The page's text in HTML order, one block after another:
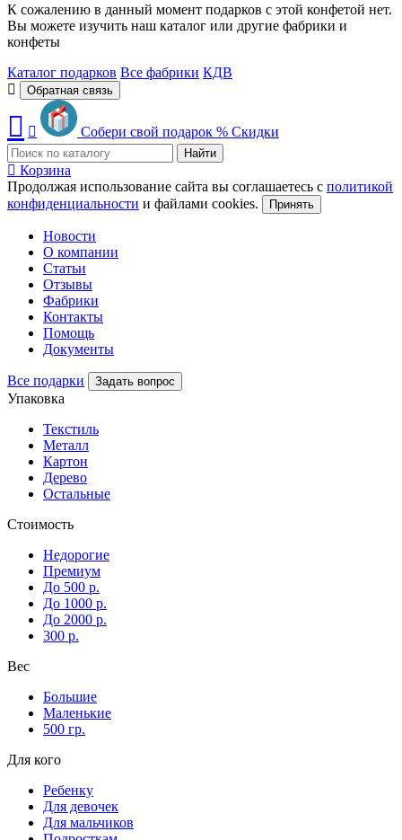
К сожалению в данный момент подарков с этой конфетой нет.
Вы можете изучить наш каталог или другие фабрики и
конфеты
Каталог подарков Все фабрики КДВ
Обратная связь
Собери свой подарок % Скидки
Найти
Корзина
Продолжая использование сайта вы соглашаетесь с политикой
конфиденциальности и файлами cookies. Принять
Новости
О компании
Статьи
Отзывы
Фабрики
Контакты
Помощь
Документы
Все подарки Задать вопрос
Упаковка
Текстиль
Металл
Картон
Дерево
Остальные
Стоимость
Недорогие
Премиум
До 500 р.
До 1000 р.
До 2000 р.
300 р.
Вес
Большие
Маленькие
500 гр.
Для кого
Ребенку
Для девочек
Для мальчиков